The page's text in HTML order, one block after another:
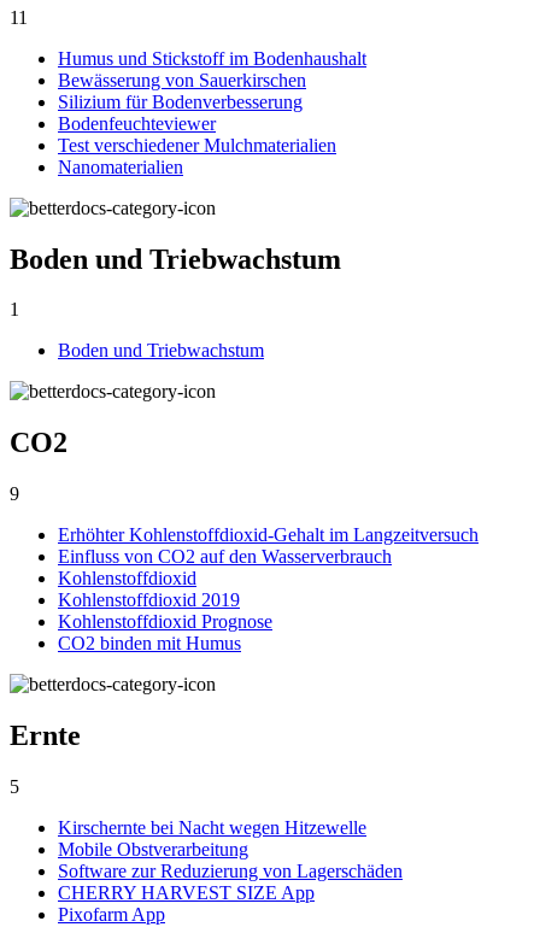
11
Humus und Stickstoff im Bodenhaushalt
Bewässerung von Sauerkirschen
Silizium für Bodenverbesserung
Bodenfeuchteviewer
Test verschiedener Mulchmaterialien
Nanomaterialien
Boden und Triebwachstum
1
Boden und Triebwachstum
CO2
9
Erhöhter Kohlenstoffdioxid-Gehalt im Langzeitversuch
Einfluss von CO2 auf den Wasserverbrauch
Kohlenstoffdioxid
Kohlenstoffdioxid 2019
Kohlenstoffdioxid Prognose
CO2 binden mit Humus
Ernte
5
Kirschernte bei Nacht wegen Hitzewelle
Mobile Obstverarbeitung
Software zur Reduzierung von Lagerschäden
CHERRY HARVEST SIZE App
Pixofarm App